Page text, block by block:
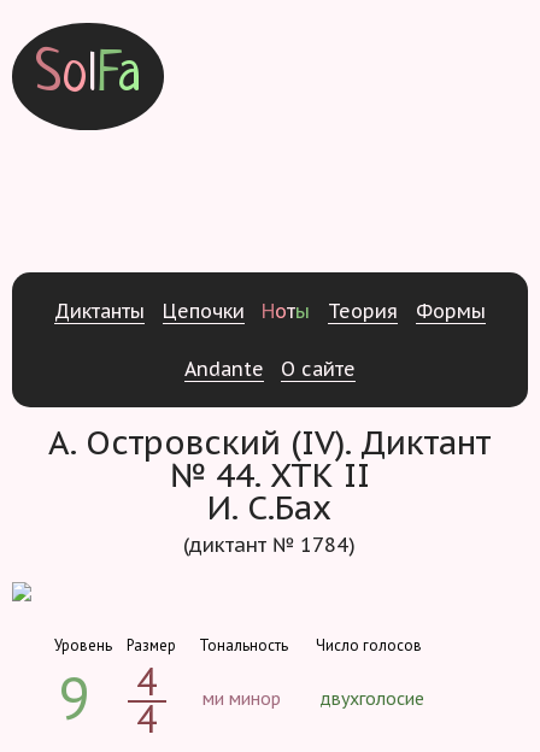
SolFa
Диктанты Цепочки Ноты Теория Формы
Andante О сайте
А. Островский (IV). Диктант
№ 44. ХТК II
И. С.Бах
(диктант № 1784)
Уровень
9
Размер
4
4
Тональность
ми минор
Число голосов
двухголосие